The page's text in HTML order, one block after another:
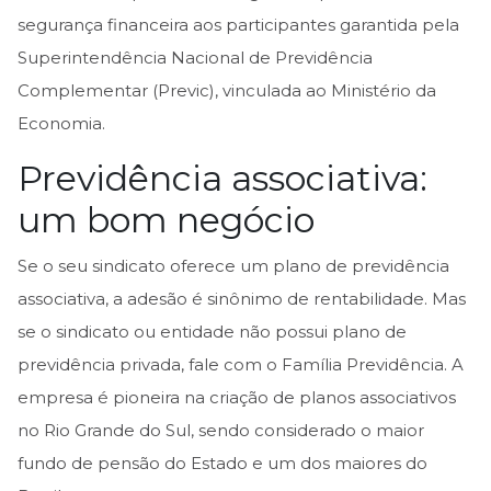
segurança financeira aos participantes garantida pela
Superintendência Nacional de Previdência
Complementar (Previc), vinculada ao Ministério da
Economia.
Previdência associativa:
um bom negócio
Se o seu sindicato oferece um plano de previdência
associativa, a adesão é sinônimo de rentabilidade. Mas
se o sindicato ou entidade não possui plano de
previdência privada, fale com o Família Previdência. A
empresa é pioneira na criação de planos associativos
no Rio Grande do Sul, sendo considerado o maior
fundo de pensão do Estado e um dos maiores do